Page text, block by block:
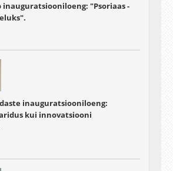
inauguratsiooniloeng: "Psoriaas -
inauguratsiooniloeng:
kui innovatsiooni